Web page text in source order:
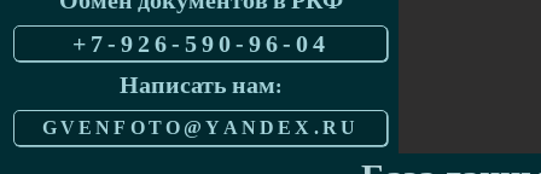
+7-926-590-96-04
Написать нам:
GVENFOTO@YANDEX.RU